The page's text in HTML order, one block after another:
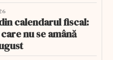
calendarul fiscal:
nu se amână